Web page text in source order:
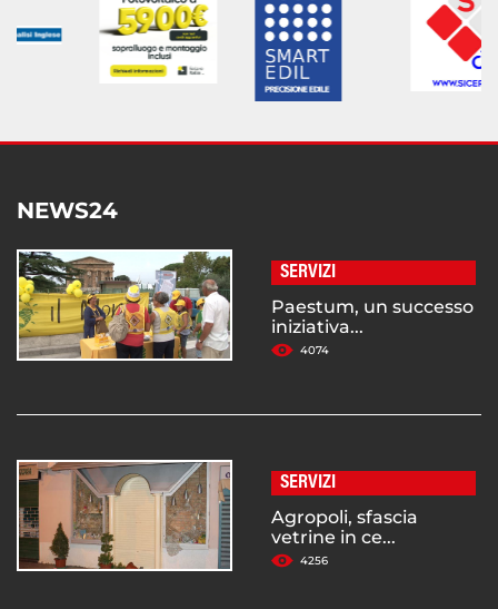
NEWS24
SERVIZI
Paestum, un successo
iniziativa...
4074
SERVIZI
Agropoli, sfascia
vetrine in ce...
4256